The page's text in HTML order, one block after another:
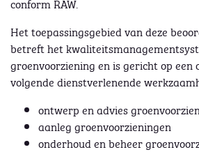
Het toepassingsgebied van deze
betreft het
groenvoorziening en is gericht op een
volgende dienstverlenende
ontwerp en advies
aanleg groenvoorzieningen
onderhoud en beheer